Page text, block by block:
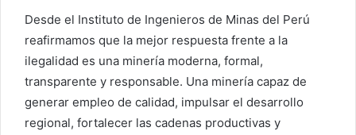
Desde el Instituto de Ingenieros de Minas del Perú
reafirmamos que la mejor respuesta frente a la
ilegalidad es una minería moderna, formal,
transparente y responsable. Una minería capaz de
generar empleo de calidad, impulsar el desarrollo
regional, fortalecer las cadenas productivas y